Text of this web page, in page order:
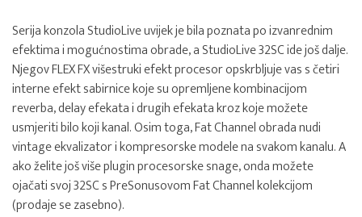
Serija konzola StudioLive uvijek je bila poznata po izvanrednim
efektima i mogućnostima obrade, a StudioLive 32SC ide još dalje.
Njegov FLEX FX višestruki efekt procesor opskrbljuje vas s četiri
interne efekt sabirnice koje su opremljene kombinacijom
reverba, delay efekata i drugih efekata kroz koje možete
usmjeriti bilo koji kanal. Osim toga, Fat Channel obrada nudi
vintage ekvalizator i kompresorske modele na svakom kanalu. A
ako želite još više plugin procesorske snage, onda možete
ojačati svoj 32SC s PreSonusovom Fat Channel kolekcijom
(prodaje se zasebno).